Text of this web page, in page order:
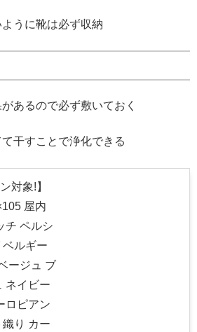
うに靴は必ず収納
あるので必ず敷いておく
干すことで浄化できる
対象!】
屋内
チ ペルシ
ベルギー
ージュ ブ
ネイビー
ロピアン
り カー